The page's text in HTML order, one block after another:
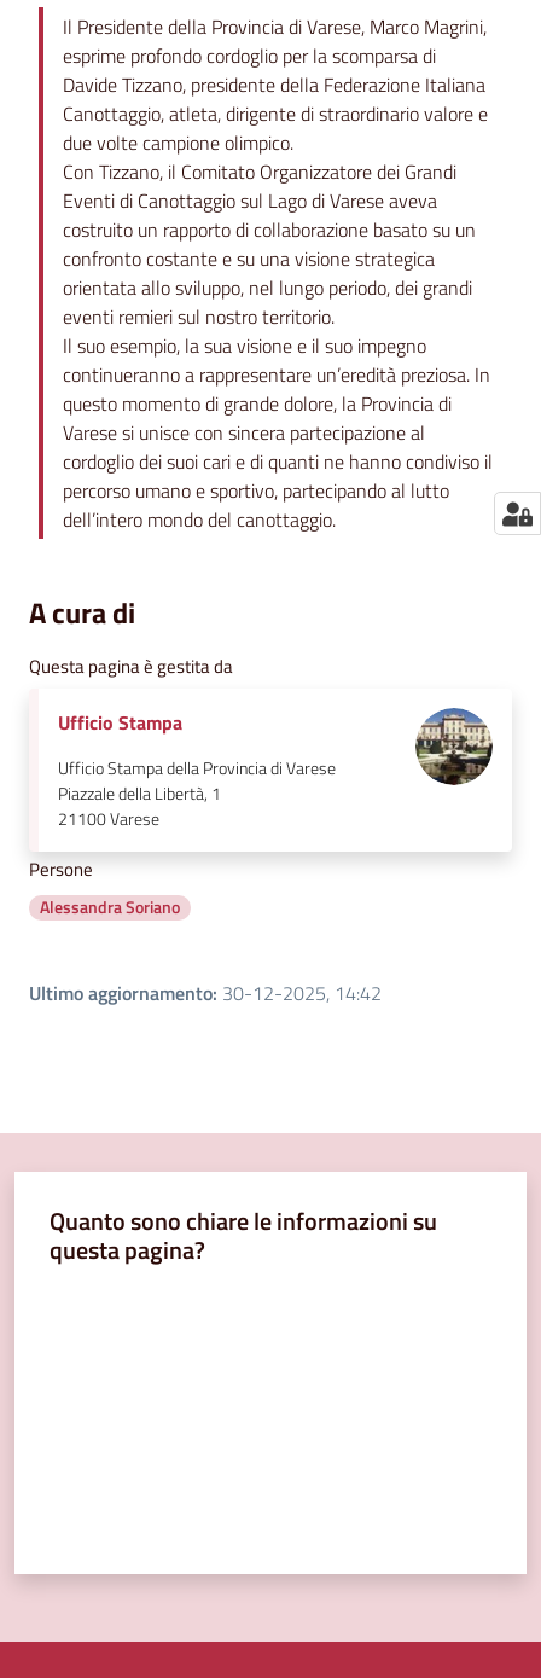
Contenuto
Il Presidente della Provincia di Varese, Marco Magrini,
esprime profondo cordoglio per la scomparsa di
Davide Tizzano, presidente della Federazione Italiana
Canottaggio, atleta, dirigente di straordinario valore e
due volte campione olimpico.
Con Tizzano, il Comitato Organizzatore dei Grandi
Eventi di Canottaggio sul Lago di Varese aveva
costruito un rapporto di collaborazione basato su un
confronto costante e su una visione strategica
orientata allo sviluppo, nel lungo periodo, dei grandi
eventi remieri sul nostro territorio.
Il suo esempio, la sua visione e il suo impegno
continueranno a rappresentare un’eredità preziosa. In
questo momento di grande dolore, la Provincia di
Varese si unisce con sincera partecipazione al
cordoglio dei suoi cari e di quanti ne hanno condiviso il
percorso umano e sportivo, partecipando al lutto
dell’intero mondo del canottaggio.
A cura di
Questa pagina è gestita da
Ufficio Stampa
Ufficio Stampa della Provincia di Varese
Piazzale della Libertà, 1
21100Varese
Persone
Alessandra Soriano
Ultimo aggiornamento: 30-12-2025, 14:42
Quanto sono chiare le informazioni su
questa pagina?